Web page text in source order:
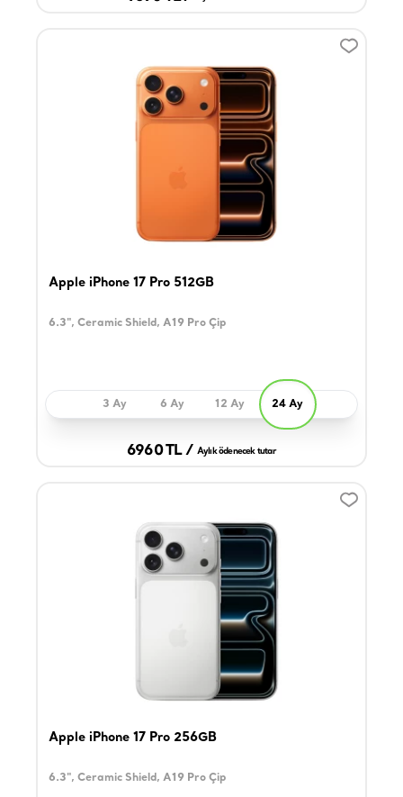
Apple iPhone 17 Pro 512GB
6.3", Ceramic Shield, A19 Pro Çip
3 Ay 6 Ay 12 Ay 24 Ay
6960 TL / Aylık ödenecek tutar
Apple iPhone 17 Pro 256GB
6.3", Ceramic Shield, A19 Pro Çip